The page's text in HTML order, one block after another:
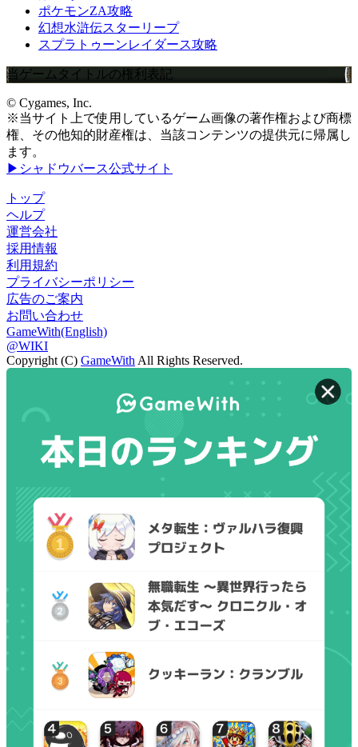
ポケモンZA攻略
幻想水滸伝スターリープ
スプラトゥーンレイダース攻略
当ゲームタイトルの権利表記
© Cygames, Inc.
※当サイト上で使用しているゲーム画像の著作権および商標
権、その他知的財産権は、当該コンテンツの提供元に帰属し
ます。
▶シャドウバース公式サイト
トップ
ヘルプ
運営会社
採用情報
利用規約
プライバシーポリシー
広告のご案内
お問い合わせ
GameWith(English)
@WIKI
Copyright (C) GameWith All Rights Reserved.